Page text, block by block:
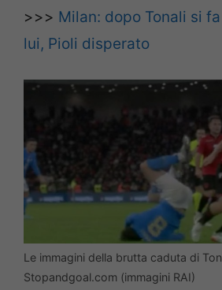
>>> Milan: dopo Tonali si
lui, Pioli disperato
Le immagini della brutta caduta di
Stopandgoal.com (immagini RAI)